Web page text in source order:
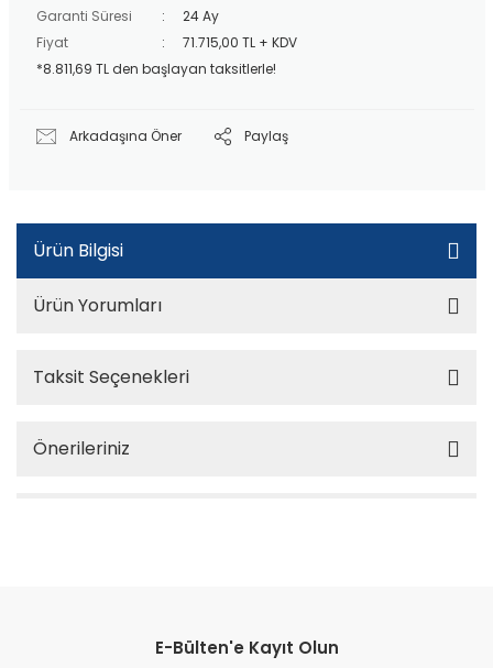
Garanti Süresi
24 Ay
Fiyat
71.715,00 TL + KDV
*8.811,69 TL den başlayan taksitlerle!
Arkadaşına Öner Paylaş
Ürün Bilgisi
Ürün Yorumları
Taksit Seçenekleri
Önerileriniz
E-Bülten'e Kayıt Olun